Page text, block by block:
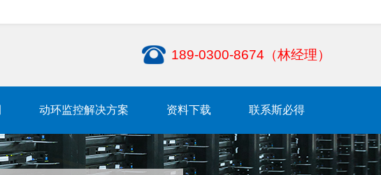
189-0300-8674（林经理）
动环监控解决方案 资料下载 联系斯必得